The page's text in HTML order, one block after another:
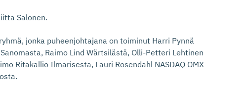
Salonen.
jonka puheenjohtajana on toiminut Harri Pynnä
Raimo Lind Wärtsilästä, Olli-Petteri Lehtinen
Ritakallio Ilmarisesta, Lauri Rosendahl NASDAQ OMX